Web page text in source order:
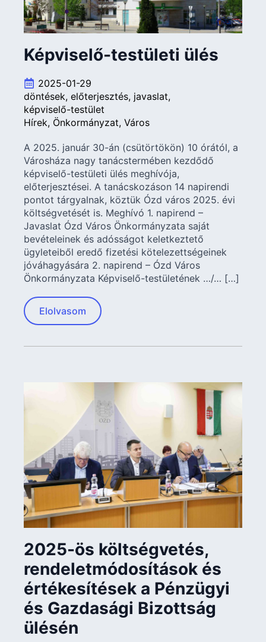
Képviselő-testületi ülés
2025-01-29
döntések előterjesztés javaslat
képviselő-testület
Hírek Önkormányzat Város
A 2025. január 30-án (csütörtökön) 10 órától, a
Városháza nagy tanácstermében kezdődő
képviselő-testületi ülés meghívója,
előterjesztései. A tanácskozáson 14 napirendi
pontot tárgyalnak, köztük Ózd város 2025. évi
költségvetését is. Meghívó 1. napirend –
Javaslat Ózd Város Önkormányzata saját
bevételeinek és adósságot keletkeztető
ügyleteiből eredő fizetési kötelezettségeinek
jóváhagyására 2. napirend – Ózd Város
Önkormányzata Képviselő-testületének …/… […]
Elolvasom
2025-ös költségvetés,
rendeletmódosítások és
értékesítések a Pénzügyi
és Gazdasági Bizottság
ülésén